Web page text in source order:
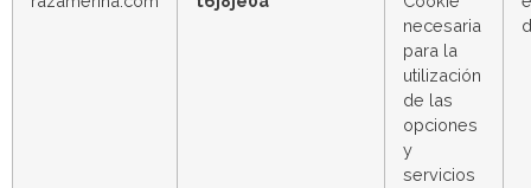
necesaria
para la
utilización
de las
opciones
y
servicios